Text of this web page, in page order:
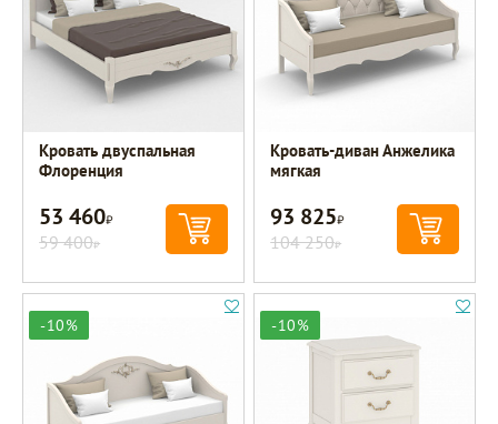
Кровать двуспальная
Флоренция
53 460Р
59 400Р
Кровать-диван Анжелика
мягкая
93 825Р
104 250Р
-10% -10%